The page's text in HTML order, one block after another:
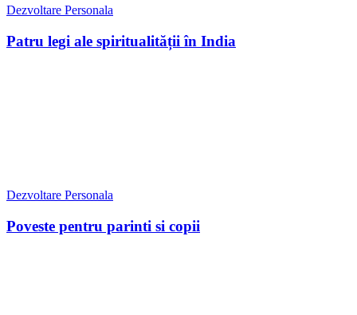
Dezvoltare Personala
Patru legi ale spiritualității în India
Dezvoltare Personala
Poveste pentru parinti si copii